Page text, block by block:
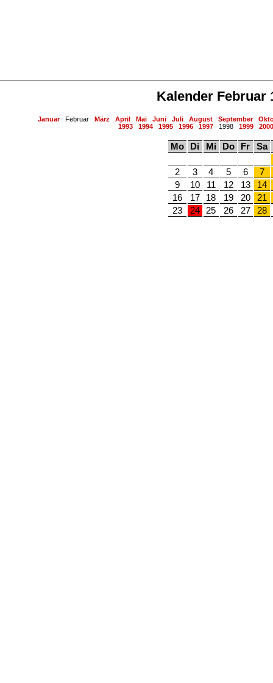
Kalender Februar
JanuarFebruar März April Mai Juni Juli August September
1993
1994 1995 1996 19971998 1999 2000
Mo Di Mi Do Fr Sa
2 3 4 5 6
7
9
10 11 12 13
14
16
17 18 19 20
21
23
24 25 26 27 28